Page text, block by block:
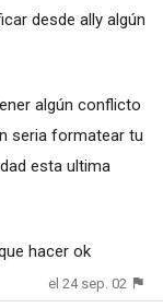
desde ally algún
algún conflicto
seria formatear tu
esta ultima
hacer ok
el 24 sep. 02